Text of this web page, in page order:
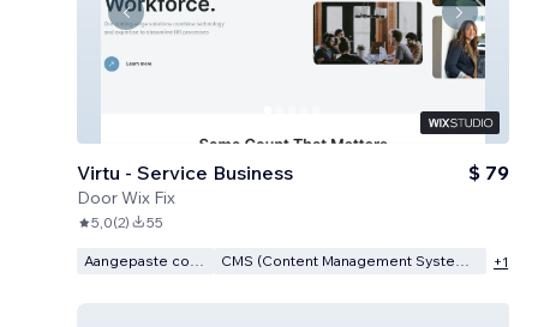
Virtu - Service Business
DoorWix Fix
$ 79
5,0(2) 55
Aangepaste code CMS (Content Management Systeem) +1